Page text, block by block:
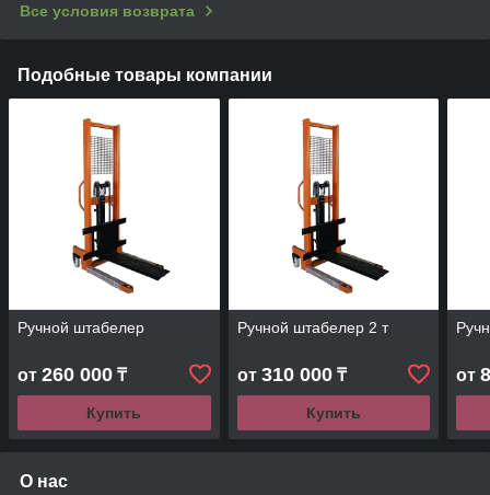
Все условия возврата
Подобные товары компании
Ручной штабелер
от 260 000 ₸
Купить
Ручной штабелер 2 т
от 310 000₸
Купить
от
О нас